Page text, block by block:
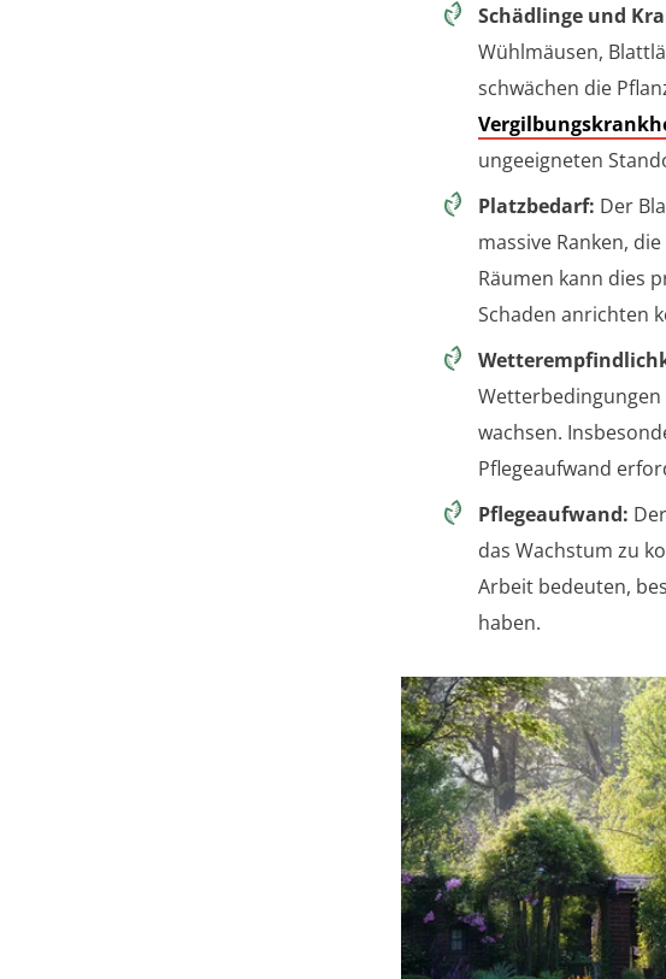
Schädlinge und
Wühlmäusen,
schwächen die
ungeeigneten
Platzbedarf: Der
massive Ranken,
Räumen kann dies
Schaden anrichten
Wetterbedingungen
wachsen.
Pflegeaufwand
Pflegeaufwand:
das Wachstum zu
Arbeit bedeuten,
haben.